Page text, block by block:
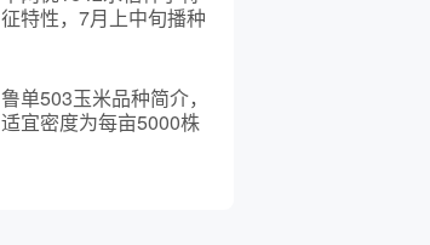
征特性，7月上中旬播种
鲁单503玉米品种简介，
适宜密度为每亩5000株